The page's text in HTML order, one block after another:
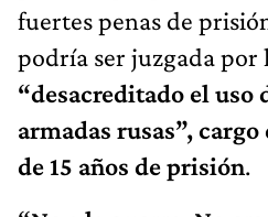
fuertes penas de
podría ser juzgada por
“desacreditado el uso
armadas rusas”,
de 15 años de prisión.